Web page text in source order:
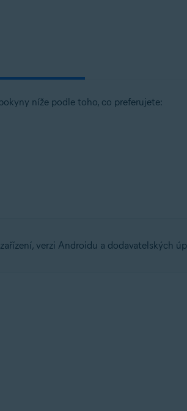
níže podle toho, co preferujete:
verzi Androidu a dodavatelských